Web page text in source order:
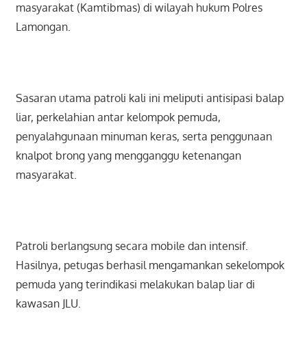
masyarakat (Kamtibmas) di wilayah hukum Polres
Lamongan.
Sasaran utama patroli kali ini meliputi antisipasi balap
liar, perkelahian antar kelompok pemuda,
penyalahgunaan minuman keras, serta penggunaan
knalpot brong yang mengganggu ketenangan
masyarakat.
Patroli berlangsung secara mobile dan intensif.
Hasilnya, petugas berhasil mengamankan sekelompok
pemuda yang terindikasi melakukan balap liar di
kawasan JLU.